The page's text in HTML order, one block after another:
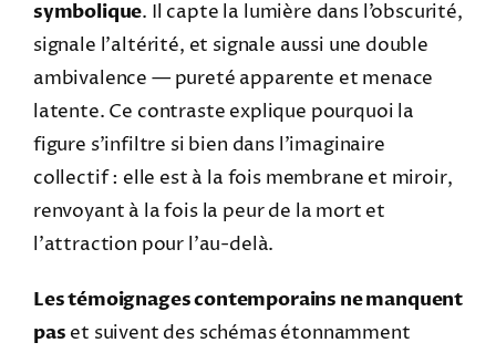
symbolique. Il capte la lumière dans l’obscurité,
signale l’altérité, et signale aussi une double
ambivalence — pureté apparente et menace
latente. Ce contraste explique pourquoi la
figure s’infiltre si bien dans l’imaginaire
collectif : elle est à la fois membrane et miroir,
renvoyant à la fois la peur de la mort et
l’attraction pour l’au-delà.
Les témoignages contemporains ne manquent
pas et suivent des schémas étonnamment